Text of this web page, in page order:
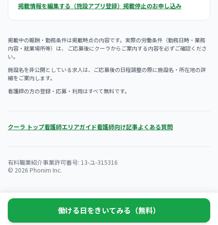
掲載情報を編集する（施設アプリ登録） 掲載停止のお申し込み
掲載中の報酬・勤務条件は掲載時点の内容です。実際の労働条件（勤務日時・業務
内容・就業場所等）は、 ご応募後にクーラからご案内する内容を必ずご確認くださ
い。
施設名を非公開としている求人は、ご応募後の日程調整の際に施設名・所在地の詳
細をご案内します。
看護師の方の登録・応募・利用はすべて無料です。
クーラ トップ看護師エリアガイド看護師向け記事よくある質問
有料職業紹介事業許可番号: 13-ユ-315316
© 2026 Phonim Inc.
働ける日をきいてみる（無料）